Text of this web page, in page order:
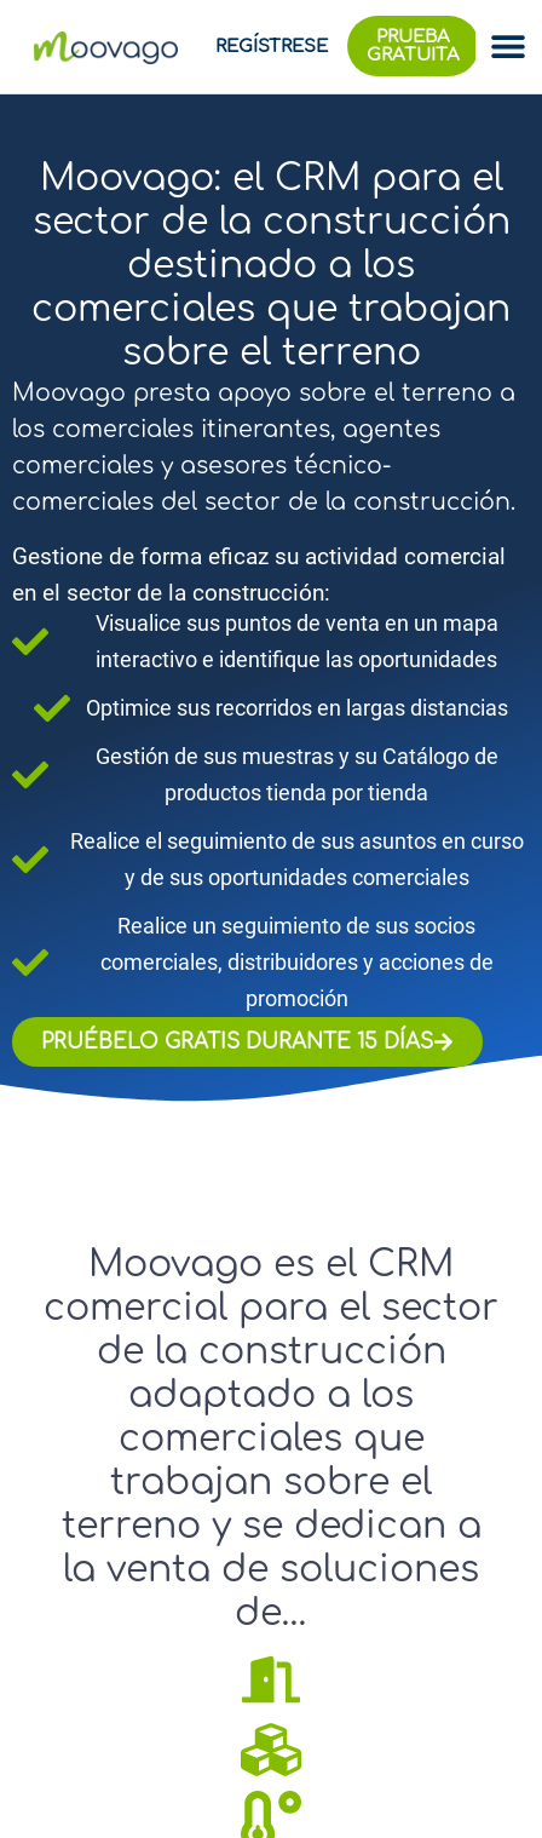
REGÍSTRESE
PRUEBA
GRATUITA
Moovago: el CRM para el
sector de la construcción
destinado a los
comerciales que trabajan
sobre el terreno
Moovago presta apoyo sobre el terreno a
los comerciales itinerantes, agentes
comerciales y asesores técnico-
comerciales del sector de la construcción.
Gestione de forma eficaz su actividad comercial
en el sector de la construcción:
Visualice sus puntos de venta en un mapa
interactivo e identifique las oportunidades
Optimice sus recorridos en largas distancias
Gestión de sus muestras y su Catálogo de
productos tienda por tienda
Realice el seguimiento de sus asuntos en curso
y de sus oportunidades comerciales
Realice un seguimiento de sus socios
comerciales, distribuidores y acciones de
promoción
PRUÉBELO GRATIS DURANTE 15 DÍAS
Moovago es el CRM
comercial para el sector
de la construcción
adaptado a los
comerciales que
trabajan sobre el
terreno y se dedican a
la venta de soluciones
de…